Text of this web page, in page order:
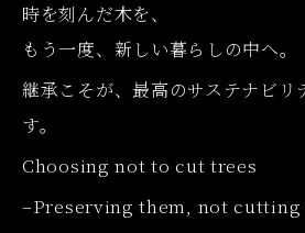
時を刻んだ木を、
もう一度、新しい暮らしの中へ。
継承こそが、最高のサステナビリ
す。
Choosing not to cut trees
–Preserving them, not cutting